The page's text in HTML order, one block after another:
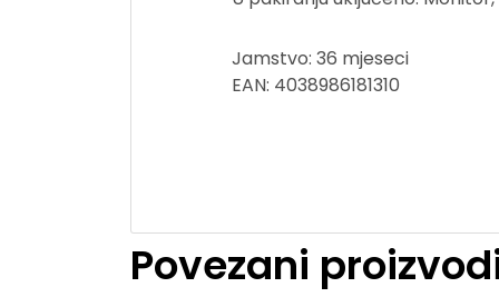
Jamstvo: 36 mjeseci
EAN: 4038986181310
Povezani